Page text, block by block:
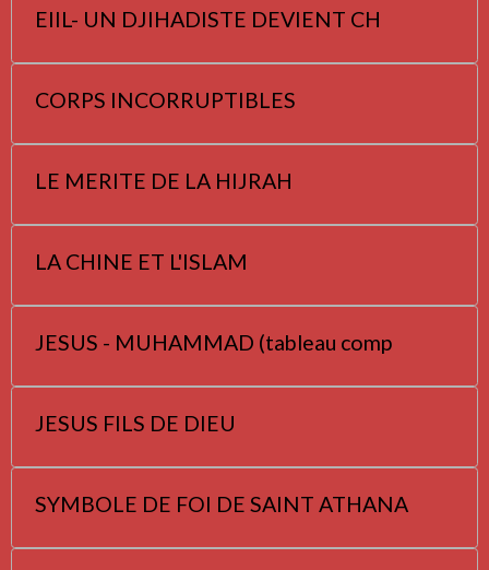
EIIL- UN DJIHADISTE DEVIENT CH
CORPS INCORRUPTIBLES
LE MERITE DE LA HIJRAH
LA CHINE ET L'ISLAM
JESUS - MUHAMMAD (tableau comp
JESUS FILS DE DIEU
SYMBOLE DE FOI DE SAINT ATHANA